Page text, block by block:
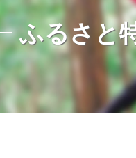
ふるさと